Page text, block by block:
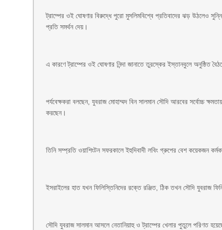
ট্রাম্পের ওই ঘোষণার বিরুদ্ধে পুরো মুসলিমবিশ্বে প্রতিবাদের ঝড় উঠলেও
প্রতি সমর্থন দেয়।
এ কারণে ট্রাম্পের ওই ঘোষণার নিন্দা জানাতে তুরস্কের ইস্তানবুলে অনুষ্ঠিত
পর্যবেক্ষকরা বলছেন, যুবরাজ মোহাম্মদ বিন সালমান সৌদি আরবের সর্বোচ্চ
করছেন।
তিনি সম্প্রতি ওয়াশিংটন সফরকালে ইহুদিবাদী লবিং গ্রুপের বেশ কয়েকজন
ইসরাইলের হাত যখন ফিলিস্তিনিদের রক্তে রঞ্জিত, ঠিক তখন সৌদি যুবরাজ
সৌদি যুবরাজ সালমান আসলে নেতানিয়াহু ও ট্রাম্পের খেলার পুতুলে পরিণত